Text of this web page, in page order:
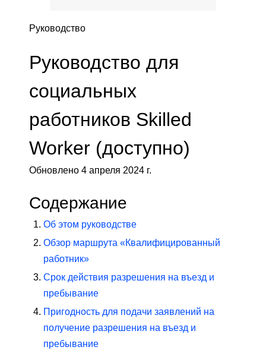
Руководство
Руководство для
социальных
работников Skilled
Worker (доступно)
Обновлено 4 апреля 2024 г.
Содержание
Об этом руководстве
Обзор маршрута «Квалифицированный
работник»
Срок действия разрешения на въезд и
пребывание
Пригодность для подачи заявлений на
получение разрешения на въезд и
пребывание